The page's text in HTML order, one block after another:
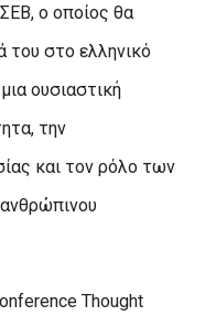
ο οποίος θα
του στο ελληνικό
ουσιαστική
την
και τον ρόλο των
Thought